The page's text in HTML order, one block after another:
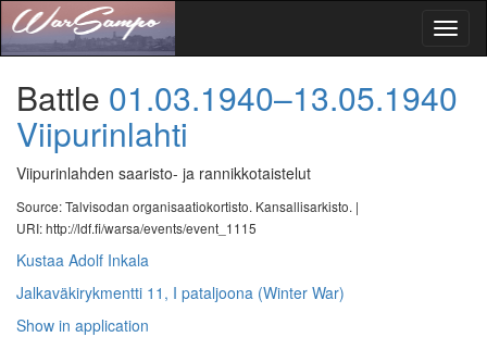
Battle 01.03.1940–13.05.1940
Viipurinlahti
Viipurinlahden saaristo- ja rannikkotaistelut
Source: Talvisodan organisaatiokortisto. Kansallisarkisto. |
URI: http://ldf.fi/warsa/events/event_1115
Kustaa Adolf Inkala
Jalkaväkirykmentti 11, I pataljoona (Winter War)
Show in application